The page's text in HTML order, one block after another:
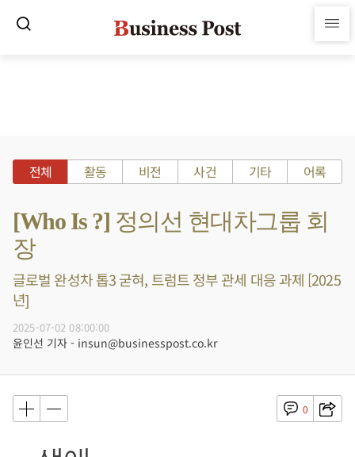
전체 활동 비전 사건 기타 어록
[Who Is ?] 정의선 현대차그룹 회
장
글로벌 완성차 톱3 굳혀, 트럼트 정부 관세 대응 과제 [2025
년]
2025-07-02 08:00:00
윤인선 기자 - insun@businesspost.co.kr
0